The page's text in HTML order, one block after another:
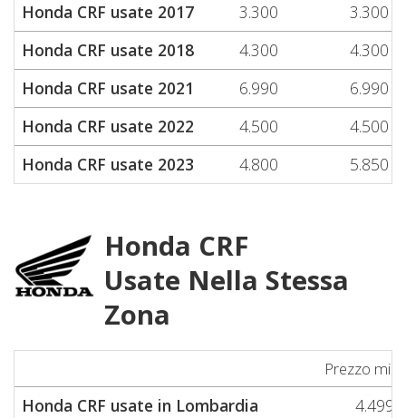
Honda CRF usate 2017 3.300
3.300
Honda CRF usate 2018
4.300
4.300
Honda CRF usate 2021
6.990
6.990
Honda CRF usate 2022
4.500
4.500
Honda CRF usate 2023
4.800 5.850
Honda CRF
Usate Nella Stessa
Zona
Prezzo
Honda CRF usate in Lombardia
4.499